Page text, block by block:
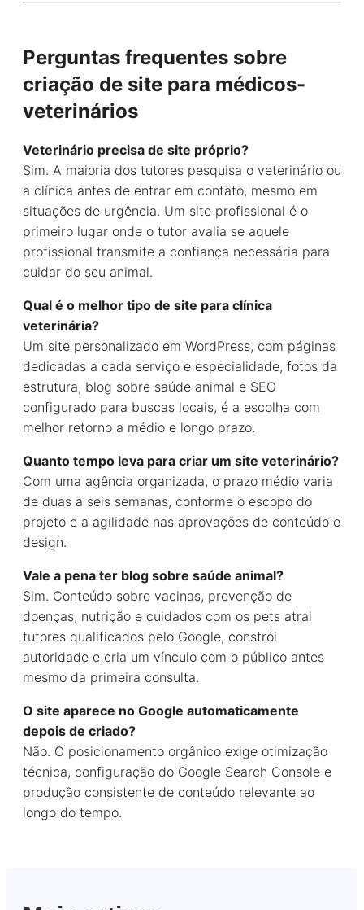
Perguntas frequentes sobre
criação de site para médicos-
veterinários
Veterinário precisa de site próprio?
Sim. A maioria dos tutores pesquisa o veterinário ou
a clínica antes de entrar em contato, mesmo em
situações de urgência. Um site profissional é o
primeiro lugar onde o tutor avalia se aquele
profissional transmite a confiança necessária para
cuidar do seu animal.
Qual é o melhor tipo de site para clínica
veterinária?
Um site personalizado em WordPress, com páginas
dedicadas a cada serviço e especialidade, fotos da
estrutura, blog sobre saúde animal e SEO
configurado para buscas locais, é a escolha com
melhor retorno a médio e longo prazo.
Quanto tempo leva para criar um site veterinário?
Com uma agência organizada, o prazo médio varia
de duas a seis semanas, conforme o escopo do
projeto e a agilidade nas aprovações de conteúdo e
design.
Vale a pena ter blog sobre saúde animal?
Sim. Conteúdo sobre vacinas, prevenção de
doenças, nutrição e cuidados com os pets atrai
tutores qualificados pelo Google, constrói
autoridade e cria um vínculo com o público antes
mesmo da primeira consulta.
O site aparece no Google automaticamente
depois de criado?
Não. O posicionamento orgânico exige otimização
técnica, configuração do Google Search Console e
produção consistente de conteúdo relevante ao
longo do tempo.